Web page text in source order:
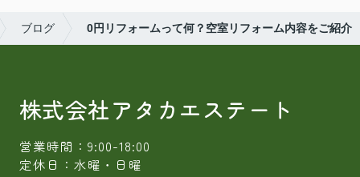
ブログ 0円リフォームって何？空室リフォーム内容をご紹介
株式会社アタカエステート
営業時間：9:00-18:00
定休日：水曜・日曜